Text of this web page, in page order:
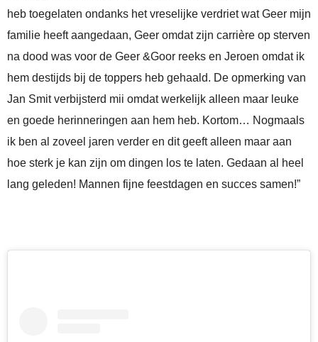
heb toegelaten ondanks het vreselijke verdriet wat Geer mijn
familie heeft aangedaan, Geer omdat zijn carrière op sterven
na dood was voor de Geer &Goor reeks en Jeroen omdat ik
hem destijds bij de toppers heb gehaald. De opmerking van
Jan Smit verbijsterd mii omdat werkelijk alleen maar leuke
en goede herinneringen aan hem heb. Kortom… Nogmaals
ik ben al zoveel jaren verder en dit geeft alleen maar aan
hoe sterk je kan zijn om dingen los te laten. Gedaan al heel
lang geleden! Mannen fijne feestdagen en succes samen!”